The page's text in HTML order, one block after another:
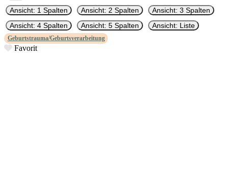
Ansicht: 1 Spalten Ansicht: 2 Spalten
Ansicht: 3 Spalten
Ansicht: 4 Spalten
Ansicht: 5 Spalten Ansicht: Liste
Geburtstrauma/Geburtsverarbeitung
Favorit